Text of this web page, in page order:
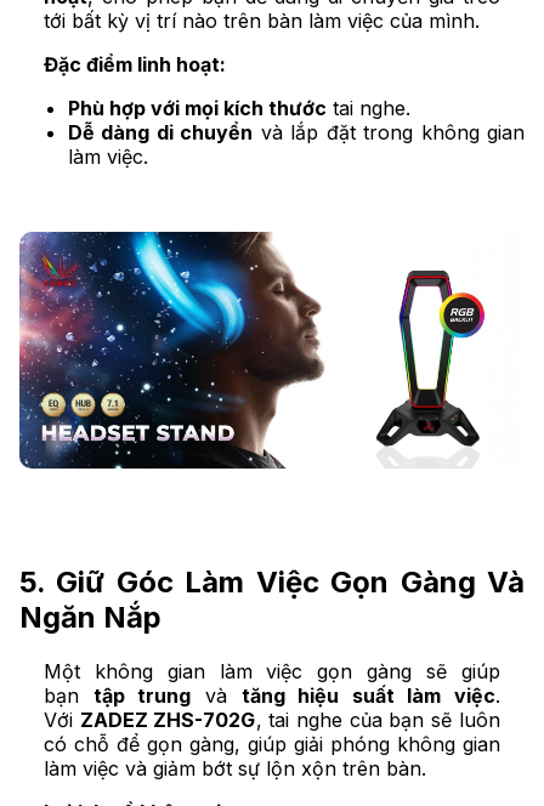
tới bất kỳ vị trí nào trên bàn làm việc của mình.
Đặc điểm linh hoạt:
Phù hợp với mọi kích thước tai nghe.
Dễ dàng di chuyển và lắp đặt trong không gian
làm việc.
5. Giữ Góc Làm Việc Gọn Gàng Và
Ngăn Nắp
Một không gian làm việc gọn gàng sẽ giúp
bạn tập trung và tăng hiệu suất làm việc.
Với ZADEZ ZHS-702G, tai nghe của bạn sẽ luôn
có chỗ để gọn gàng, giúp giải phóng không gian
làm việc và giảm bớt sự lộn xộn trên bàn.